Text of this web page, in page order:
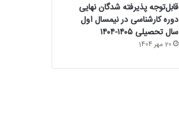
قابل‌توجه پذیرفته‏ شدگان نهایی
دوره کارشناسی در نیمسال اول
سال تحصیلی ۱۴۰۵-۱۴۰۴
20 مهر 1404